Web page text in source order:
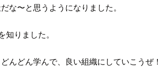
な〜と思うようになりました。
りました。
んどん学んで、良い組織にしていこう